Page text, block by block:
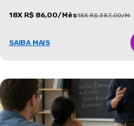
18X R$ 86,00/Mês18X R$ 387,00/Mês
SAIBA MAIS